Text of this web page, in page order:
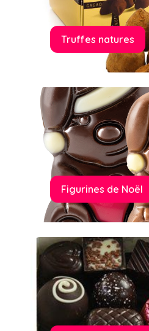
Truffes natures
Figurines de Noël